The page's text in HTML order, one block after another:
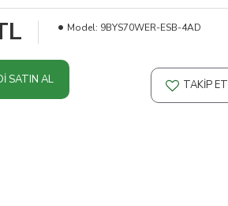
Model: 9BYS70WER-ESB-4AD
SATIN AL TAKIP ET